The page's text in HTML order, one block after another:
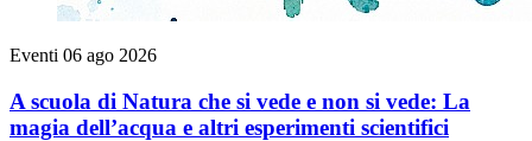
Eventi 06 ago 2026
A scuola di Natura che si vede e non si vede: La
magia dell’acqua e altri esperimenti scientifici